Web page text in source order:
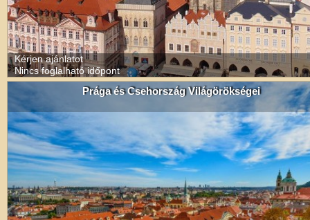
Kérjen ajánlatot
Nincs foglalható időpont
Prága és Csehország Világörökségei